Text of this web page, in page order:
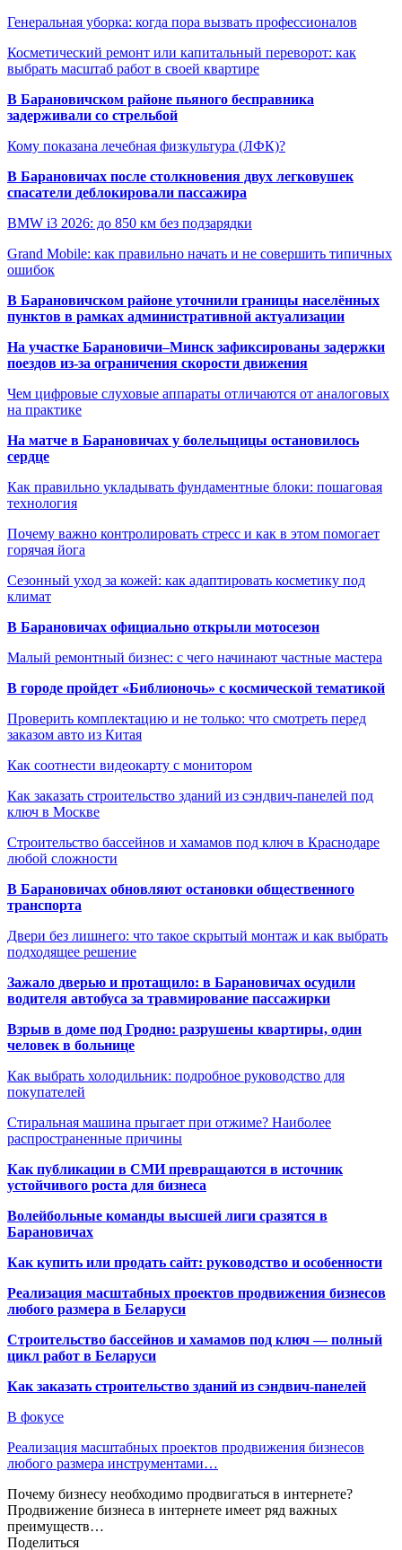
Генеральная уборка: когда пора вызвать профессионалов
Косметический ремонт или капитальный переворот: как
выбрать масштаб работ в своей квартире
В Барановичском районе пьяного бесправника
задерживали со стрельбой
Кому показана лечебная физкультура (ЛФК)?
В Барановичах после столкновения двух легковушек
спасатели деблокировали пассажира
BMW i3 2026: до 850 км без подзарядки
Grand Mobile: как правильно начать и не совершить типичных
ошибок
В Барановичском районе уточнили границы населённых
пунктов в рамках административной актуализации
На участке Барановичи–Минск зафиксированы задержки
поездов из-за ограничения скорости движения
Чем цифровые слуховые аппараты отличаются от аналоговых
на практике
На матче в Барановичах у болельщицы остановилось
сердце
Как правильно укладывать фундаментные блоки: пошаговая
технология
Почему важно контролировать стресс и как в этом помогает
горячая йога
Сезонный уход за кожей: как адаптировать косметику под
климат
В Барановичах официально открыли мотосезон
Малый ремонтный бизнес: с чего начинают частные мастера
В городе пройдет «Библионочь» с космической тематикой
Проверить комплектацию и не только: что смотреть перед
заказом авто из Китая
Как соотнести видеокарту с монитором
Как заказать строительство зданий из сэндвич-панелей под
ключ в Москве
Строительство бассейнов и хамамов под ключ в Краснодаре
любой сложности
В Барановичах обновляют остановки общественного
транспорта
Двери без лишнего: что такое скрытый монтаж и как выбрать
подходящее решение
Зажало дверью и протащило: в Барановичах осудили
водителя автобуса за травмирование пассажирки
Взрыв в доме под Гродно: разрушены квартиры, один
человек в больнице
Как выбрать холодильник: подробное руководство для
покупателей
Стиральная машина прыгает при отжиме? Наиболее
распространенные причины
Как публикации в СМИ превращаются в источник
устойчивого роста для бизнеса
Волейбольные команды высшей лиги сразятся в
Барановичах
Как купить или продать сайт: руководство и особенности
Реализация масштабных проектов продвижения бизнесов
любого размера в Беларуси
Строительство бассейнов и хамамов под ключ — полный
цикл работ в Беларуси
Как заказать строительство зданий из сэндвич-панелей
В фокусе
Реализация масштабных проектов продвижения бизнесов
любого размера инструментами…
Почему бизнесу необходимо продвигаться в интернете?
Продвижение бизнеса в интернете имеет ряд важных
преимуществ…
Поделиться